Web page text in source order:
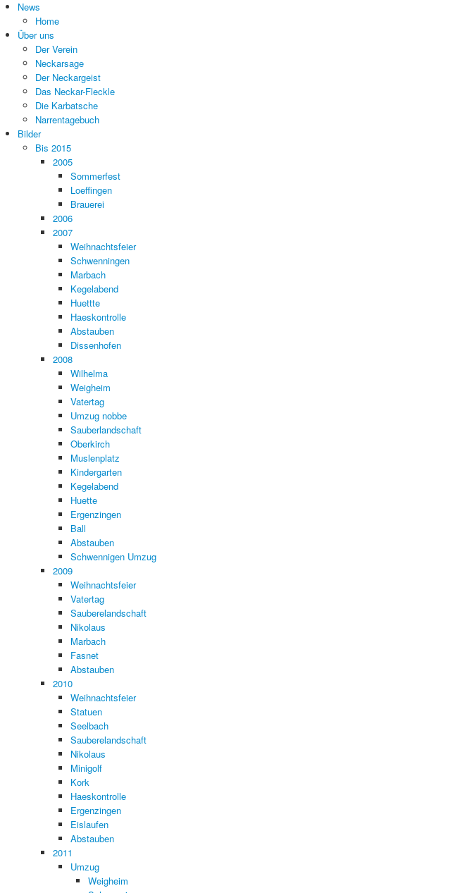
News
Home
Über uns
Der Verein
Neckarsage
Der Neckargeist
Das Neckar-Fleckle
Die Karbatsche
Narrentagebuch
Bilder
Bis 2015
2005
Sommerfest
Loeffingen
Brauerei
2006
2007
Weihnachtsfeier
Schwenningen
Marbach
Kegelabend
Huettte
Haeskontrolle
Abstauben
Dissenhofen
2008
Wilhelma
Weigheim
Vatertag
Umzug nobbe
Sauberlandschaft
Oberkirch
Muslenplatz
Kindergarten
Kegelabend
Huette
Ergenzingen
Ball
Abstauben
Schwennigen Umzug
2009
Weihnachtsfeier
Vatertag
Sauberelandschaft
Nikolaus
Marbach
Fasnet
Abstauben
2010
Weihnachtsfeier
Statuen
Seelbach
Sauberelandschaft
Nikolaus
Minigolf
Kork
Haeskontrolle
Ergenzingen
Eislaufen
Abstauben
2011
Umzug
Weigheim